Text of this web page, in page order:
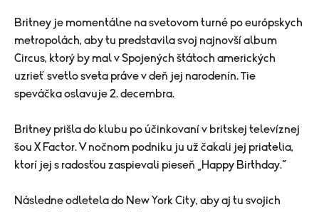
Britney je momentálne na svetovom turné po európskych
metropolách, aby tu predstavila svoj najnovší album
Circus, ktorý by mal v Spojených štátoch amerických
uzrieť svetlo sveta práve v deň jej narodenín. Tie
speváčka oslavuje 2. decembra.
Britney prišla do klubu po účinkovaní v britskej televíznej
šou X Factor. V nočnom podniku ju už čakali jej priatelia,
ktorí jej s radosťou zaspievali pieseň „Happy Birthday.“
Následne odletela do New York City, aby aj tu svojich